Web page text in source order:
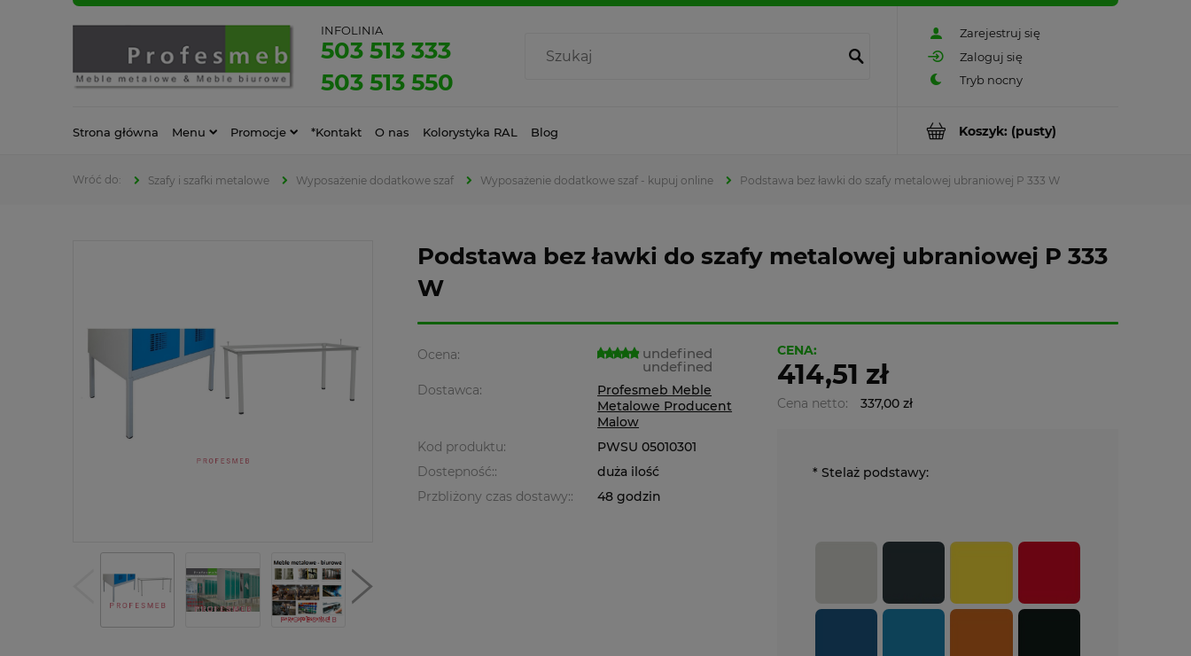
Zarejestruj się
Zaloguj się
INFOLINIA
503 513 333
503 513 550
Koszyk: (pusty)
Strona główna Menu Promocje *Kontakt O nas Kolorystyka RAL Blog
Szafy i szafki metalowe Wyposażenie dodatkowe szaf Wyposażenie dodatkowe szaf - kupuj online Podstawa bez ławki do szafy metalowej ubraniowej P 333 W
Podstawa bez ławki do szafy metalowej ubraniowej P 333
W
Ocena: undefined
undefined
Dostawca:
Profesmeb Meble
Metalowe Producent
Malow
Kod produktu:
PWSU 05010301
Dostepność::
duża ilość
Przbliżony czas dostawy::
48 godzin
CENA:
414,51 zł
Cena netto: 337,00 zł
* Stelaż podstawy: